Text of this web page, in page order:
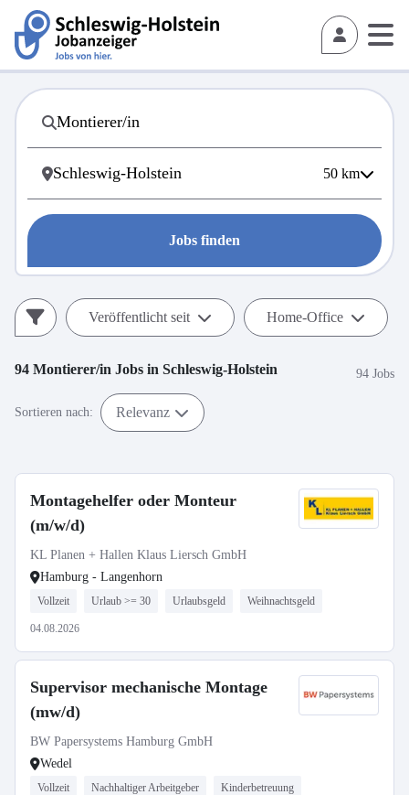
50 km
Jobs finden
Veröffentlicht seit Home-Office
94 Montierer/in Jobs in Schleswig-Holstein 94 Jobs
Sortieren nach: Relevanz
Montagehelfer oder Monteur
(m/w/d)
KL Planen + Hallen Klaus Liersch GmbH
Hamburg - Langenhorn
Vollzeit Urlaub >= 30 Urlaubsgeld Weihnachtsgeld
04.08.2026
Supervisor mechanische Montage
(mw/d)
BW Papersystems Hamburg GmbH
Wedel
Vollzeit Nachhaltiger Arbeitgeber Kinderbetreuung